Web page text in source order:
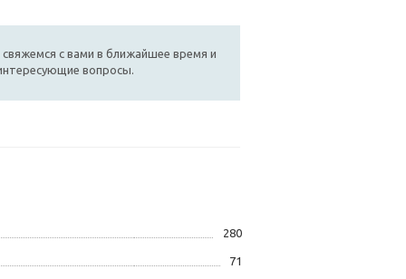
с вами в ближайшее время и
вопросы.
280
71